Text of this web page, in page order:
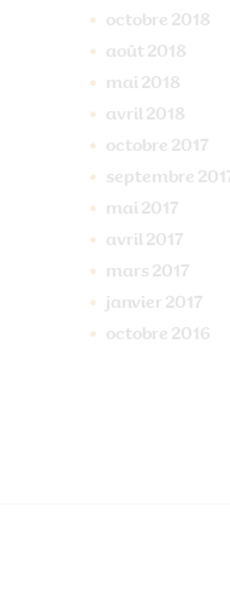
octobre 2018
août 2018
mai 2018
avril 2018
octobre 2017
septembre
mai 2017
avril 2017
mars 2017
janvier 2017
octobre 2016